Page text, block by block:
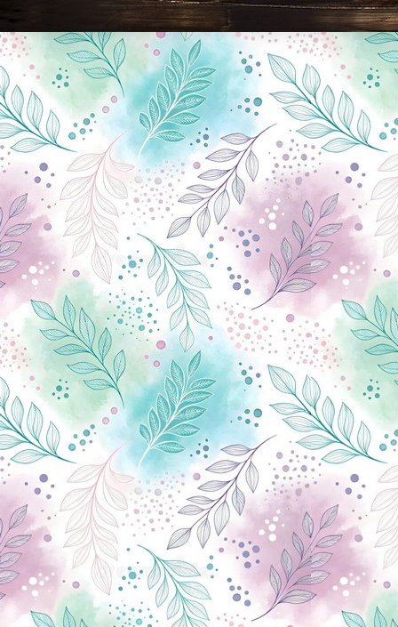
Новини Чернігова, Чернігівські новини, Чернігівський формат, новини Чернігова, події в Чернігові: політика, економіка, аналітика, культура, відеоновини, екологія, спортивний Чернігів, туризм, Чернігів